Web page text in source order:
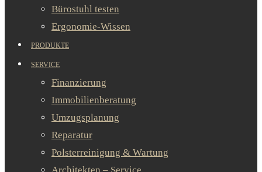
Bürostuhl testen
Ergonomie-Wissen
PRODUKTE
SERVICE
Finanzierung
Immobilienberatung
Umzugsplanung
Reparatur
Polsterreinigung & Wartung